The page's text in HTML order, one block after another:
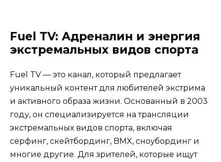
Fuel TV: Адреналин и энергия
экстремальных видов спорта
Fuel TV — это канал, который предлагает
уникальный контент для любителей экстрима
и активного образа жизни. Основанный в 2003
году, он специализируется на трансляции
экстремальных видов спорта, включая
сёрфинг, скейтбординг, BMX, сноубординг и
многие другие. Для зрителей, которые ищут